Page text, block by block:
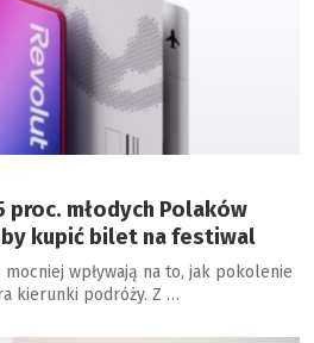
proc. młodych Polaków
kupić bilet na festiwal
wpływają na to, jak pokolenie
kierunki podróży. Z …